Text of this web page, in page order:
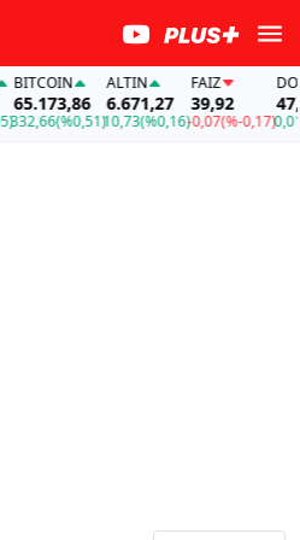
(%0,51)
ALTIN
6.671,27
10,73(%0,16)
FAİZ
39,92
-0,07(%-0,17)
DOLAR
47,72
0,01